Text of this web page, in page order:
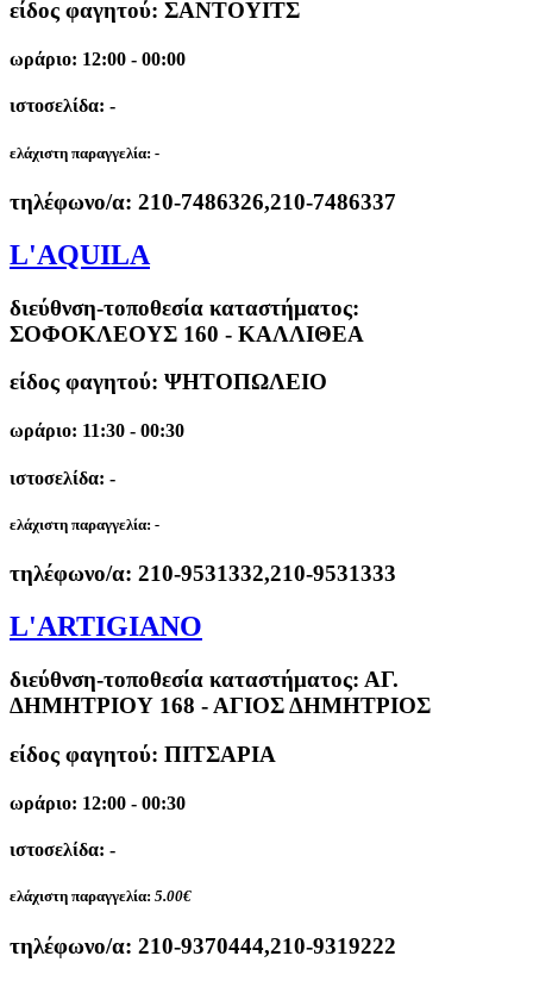
είδος φαγητού: ΣΑΝΤΟΥΙΤΣ
ωράριο: 12:00 - 00:00
ιστοσελίδα: -
ελάχιστη παραγγελία: -
τηλέφωνο/α: 210-7486326,210-7486337
L'AQUILA
διεύθνση-τοποθεσία καταστήματος:
ΣΟΦΟΚΛΕΟΥΣ 160 - ΚΑΛΛΙΘΕΑ
είδος φαγητού: ΨΗΤΟΠΩΛΕΙΟ
ωράριο: 11:30 - 00:30
ιστοσελίδα: -
ελάχιστη παραγγελία: -
τηλέφωνο/α: 210-9531332,210-9531333
L'ARTIGIANO
διεύθνση-τοποθεσία καταστήματος: ΑΓ.
ΔΗΜΗΤΡΙΟΥ 168 - ΑΓΙΟΣ ΔΗΜΗΤΡΙΟΣ
είδος φαγητού: ΠΙΤΣΑΡΙΑ
ωράριο: 12:00 - 00:30
ιστοσελίδα: -
ελάχιστη παραγγελία: 5.00€
τηλέφωνο/α: 210-9370444,210-9319222